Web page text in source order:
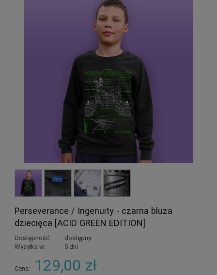
Perseverance / Ingenuity - czarna bluza
dziecięca [ACID GREEN EDITION]
Dostępność:
dostępny
Wysyłka w:
5 dni
Cena: 129,00 zł